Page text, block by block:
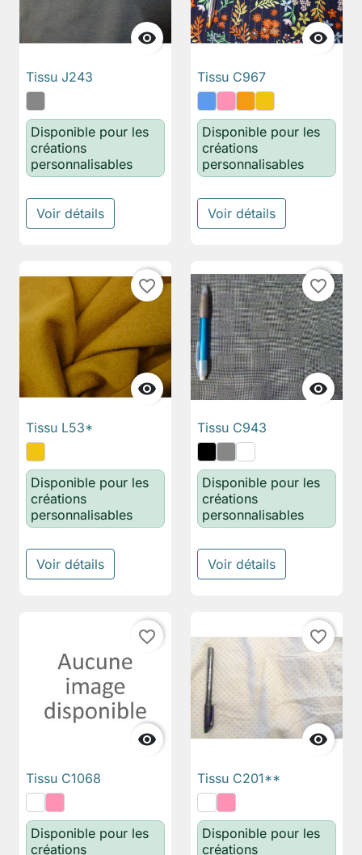

Tissu J243
Disponible pour les
créations
personnalisables
Voir détails

Tissu C967
Disponible pour les
créations
personnalisables
Voir détails

favorite_border
Tissu L53*
Disponible pour les
créations
personnalisables
Voir détails

favorite_border
Tissu C943
Disponible pour les
créations
personnalisables
Voir détails

favorite_border
Tissu C1068
Disponible pour les
créations

favorite_border
Tissu C201**
Disponible pour les
créations